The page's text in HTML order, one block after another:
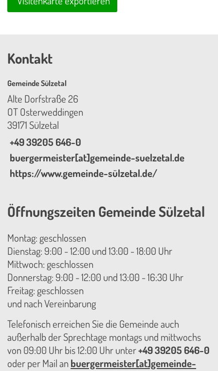
Kontakt
Gemeinde Sülzetal
Alte Dorfstraße 26
OT Osterweddingen
39171 Sülzetal
+49 39205 646-0
buergermeister[at]gemeinde-suelzetal.de
https://www.gemeinde-sülzetal.de/
Öffnungszeiten Gemeinde Sülzetal
Montag: geschlossen
Dienstag: 9:00 - 12:00 und 13:00 - 18:00 Uhr
Mittwoch: geschlossen
Donnerstag: 9:00 - 12:00 und 13:00 - 16:30 Uhr
Freitag: geschlossen
und nach Vereinbarung
Telefonisch erreichen Sie die Gemeinde auch
außerhalb der Sprechtage montags und mittwochs
von 09:00 Uhr bis 12:00 Uhr unter+49 39205 646-0
oder per Mail an buergermeister[at]gemeinde-